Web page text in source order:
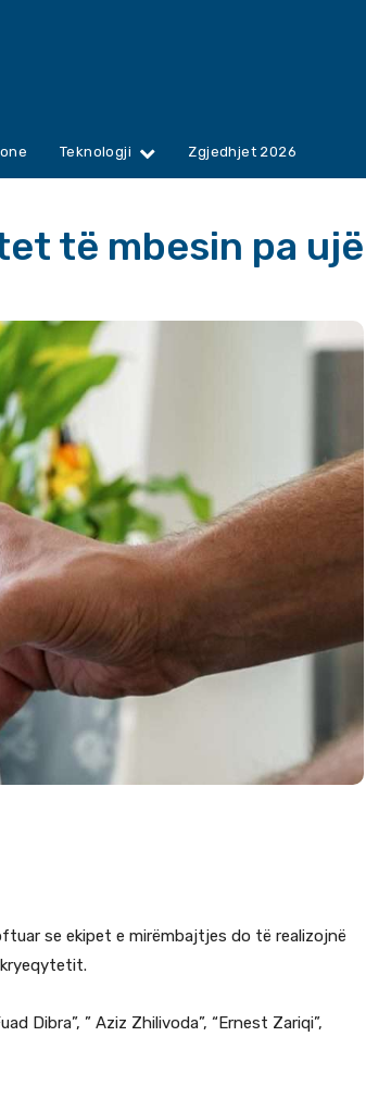
Teknologji Zgjedhjet 2026
të mbesin pa ujë
se ekipet e mirëmbajtjes do të realizojnë
Dibra”, ” Aziz Zhilivoda”, “Ernest Zariqi”,